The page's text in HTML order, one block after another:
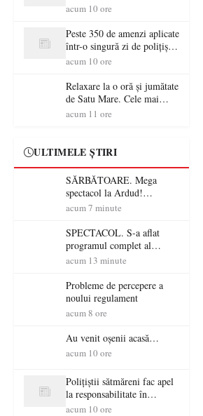
trafic…
acum 10 ore
Peste 350 de amenzi aplicate
într-o singură zi de polițiștii
sătmăreni
acum 10 ore
Relaxare la o oră și jumătate
de Satu Mare. Cele mai
spectaculoase piscine
escapadă de vară
acum 11 ore
ULTIMELE ȘTIRI
SĂRBĂTOARE. Mega
spectacol la Ardud!
ANTONIA, VUNK și
acum 7 minute
SPECTACOL. S-a aflat
programul complet al
Sărbătorii Castanelor 2026!
Rimes, Killa Fonic, Zdob și
Zdub și Fuego vin la Baia
acum 13 minute
Probleme de percepere a
noului regulament
acum 8 ore
Au venit oșenii acasă…
acum 10 ore
Polițiștii sătmăreni fac apel
la responsabilitate în
trafic…
acum 10 ore